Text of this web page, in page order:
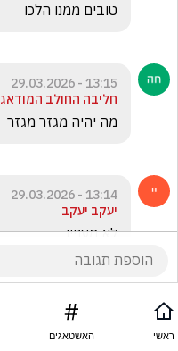
טובים ממנו הלכו
13:15 - 29.03.2026
חליבה החולב המודאג
מה יהיה מגזר מגזר
13:14 - 29.03.2026
יעקב יעקב
לא מעניין
ראשי האשטאגים